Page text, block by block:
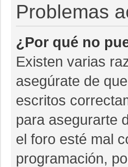
Problemas
¿Por qué no
Existen varias
asegúrate de
escritos
para asegurarte
el foro esté mal
programación,